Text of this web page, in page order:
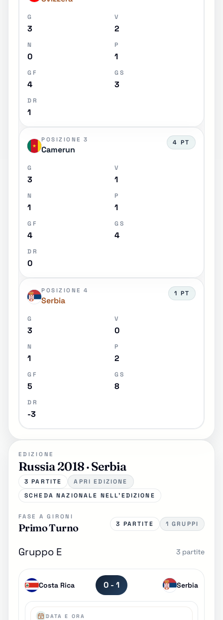
G
3
V
2
N
0
P
1
GF
4
GS
3
DR
1
POSIZIONE 3
Camerun
4 PT
G
3
V
1
N
1
P
1
GF
4
GS
4
DR
0
POSIZIONE 4
Serbia
1 PT
G
3
V
0
N
1
P
2
GF
5
GS
8
DR
-3
EDIZIONE
Russia 2018 · Serbia
3 PARTITE
APRI EDIZIONE
SCHEDA NAZIONALE NELL'EDIZIONE
FASE A GIRONI
Primo Turno 3 PARTITE 1 GRUPPI
Gruppo E 3 partite
Costa Rica 0 - 1 Serbia
DATA E ORA